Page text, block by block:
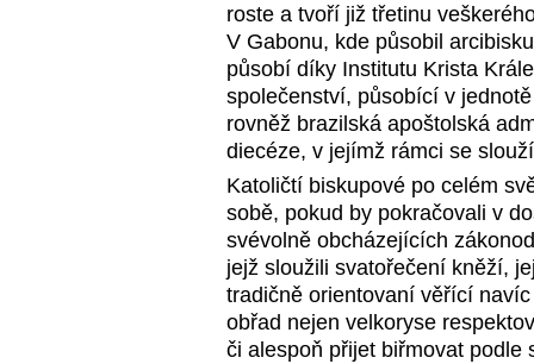
roste a tvoří již třetinu
V Gabonu, kde působil
působí díky Institutu Krista
společenství, působící v
rovněž brazilská apoštolská
diecéze, v jejímž rámci se
Katoličtí biskupové po celém
sobě, pokud by pokračovali v
svévolně obcházejících
jejž sloužili svatořečení kněží,
tradičně orientovaní věřící
obřad nejen velkoryse
či alespoň přijet biřmovat podle